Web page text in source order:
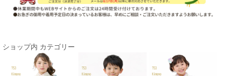
ショップ内 カテゴリー